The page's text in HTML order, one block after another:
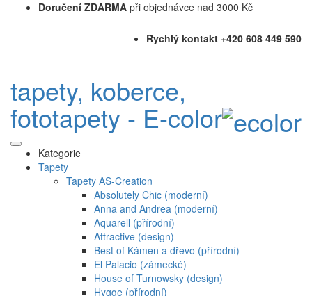
Doručení ZDARMA při objednávce nad 3000 Kč
Rychlý kontakt +420 608 449 590
tapety, koberce,
fototapety - E-color
Kategorie
Tapety
Tapety AS-Creation
Absolutely Chic (moderní)
Anna and Andrea (moderní)
Aquarell (přírodní)
Attractive (design)
Best of Kámen a dřevo (přírodní)
El Palacio (zámecké)
House of Turnowsky (design)
Hygge (přírodní)